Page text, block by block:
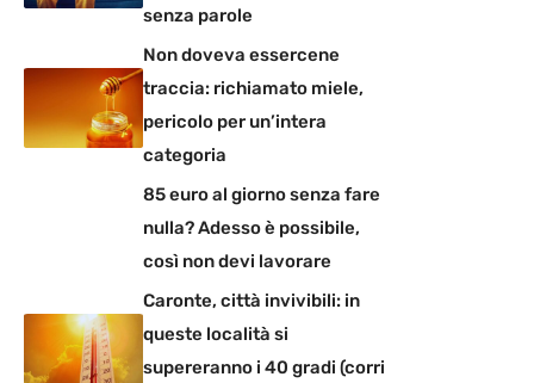
senza parole
Non doveva essercene
traccia: richiamato miele,
pericolo per un’intera
categoria
85 euro al giorno senza fare
nulla? Adesso è possibile,
così non devi lavorare
Caronte, città invivibili: in
queste località si
supereranno i 40 gradi (corri